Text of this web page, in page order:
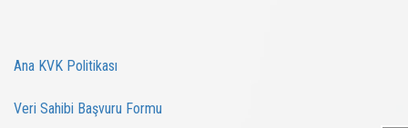
Ana KVK Politikası
Veri Sahibi Başvuru Formu